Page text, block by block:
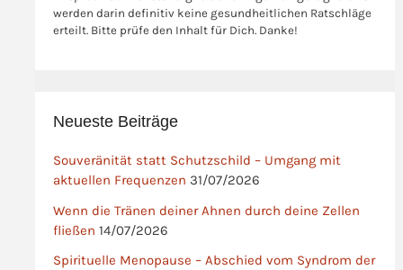
werden darin definitiv keine gesundheitlichen Ratschläge
erteilt. Bitte prüfe den Inhalt für Dich. Danke!
Neueste Beiträge
Souveränität statt Schutzschild – Umgang mit
aktuellen Frequenzen 31/07/2026
Wenn die Tränen deiner Ahnen durch deine Zellen
fließen 14/07/2026
Spirituelle Menopause – Abschied vom Syndrom der